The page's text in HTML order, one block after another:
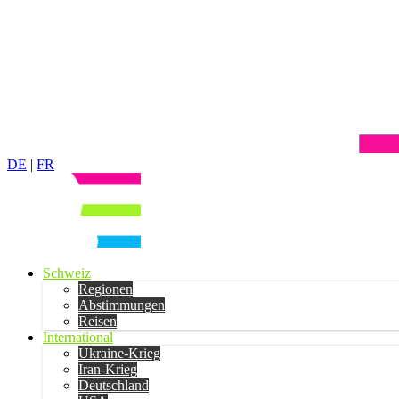
DE | FR
Schweiz
Regionen
Abstimmungen
Reisen
International
Ukraine-Krieg
Iran-Krieg
Deutschland